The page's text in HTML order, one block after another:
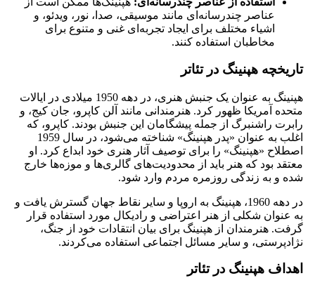
عناصر چندرسانه‌ای مانند موسیقی، صدا، نور، ویدئو، و
اشیاء مختلف برای ایجاد تجربه‌ای غنی و متنوع برای
مخاطبان استفاده کنند.
تاریخچه هپنینگ در تئاتر
هپنینگ به عنوان یک جنبش هنری، در دهه 1950 میلادی در ایالات
متحده آمریکا ظهور کرد. هنرمندانی مانند آلن کاپرو، جان کیج، و
رابرت راشنبرگ از جمله پیشگامان این جنبش بودند. کاپرو، که
اغلب به عنوان «پدر هپنینگ» شناخته می‌شود، در سال 1959
اصطلاح «هپنینگ» را برای توصیف آثار هنری خود ابداع کرد. او
معتقد بود که هنر باید از محدودیت‌های گالری‌ها و موزه‌ها خارج
شده و به زندگی روزمره مردم وارد شود.
در دهه 1960، هپنینگ به اروپا و سایر نقاط جهان گسترش یافت و
به عنوان شکلی از هنر اعتراضی و رادیکال مورد استفاده قرار
گرفت. هنرمندان از هپنینگ برای بیان انتقادات خود از جنگ،
نژادپرستی، و سایر مسائل اجتماعی استفاده می‌کردند.
اهداف هپنینگ در تئاتر